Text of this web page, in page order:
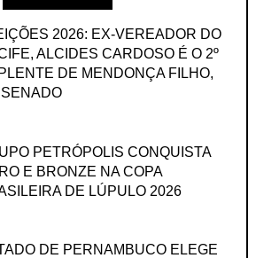
2026: EX-VEREADOR DO
ALCIDES CARDOSO É O 2º
DE MENDONÇA FILHO,
PETRÓPOLIS CONQUISTA
E BRONZE NA COPA
DE LÚPULO 2026
DE PERNAMBUCO ELEGE